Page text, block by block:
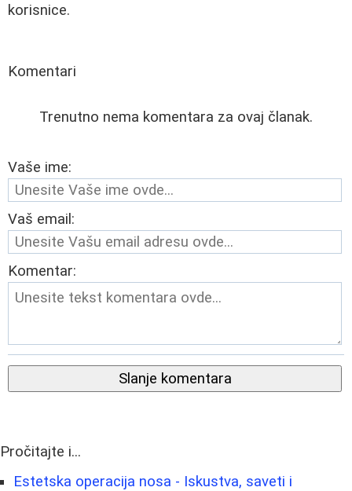
korisnice.
Komentari
Trenutno nema komentara za ovaj članak.
Vaše ime:
Vaš email:
Komentar:
Slanje komentara
Pročitajte i...
Estetska operacija nosa - Iskustva, saveti i